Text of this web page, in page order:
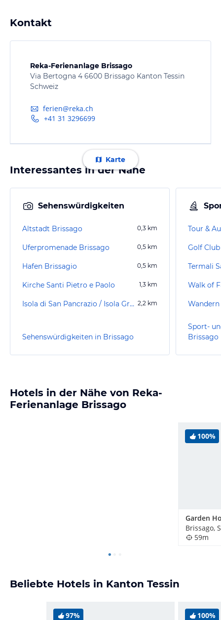
Kontakt
Reka-Ferienanlage Brissago
Via Bertogna 4 6600 Brissago Kanton Tessin
Schweiz
ferien@reka.ch
+41 31 3296699
Karte
Interessantes in der Nähe
Sehenswürdigkeiten
Altstadt Brissago 0,3 km
Uferpromenade Brissago 0,5 km
Hafen Brissagio 0,5 km
Kirche Santi Pietro e Paolo 1,3 km
Isola di San Pancrazio / Isola Grande 2,2 km
Sehenswürdigkeiten in Brissago
Tour &
Golf
Termali
Walk of
Sport-
Brissago
Hotels in der Nähe von Reka-
Ferienanlage Brissago
100%
Brissago,
59m
Beliebte Hotels in Kanton Tessin
97% 100%